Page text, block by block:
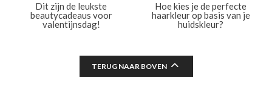
Dit zijn de leukste
beautycadeaus voor
valentijnsdag!
Hoe kies je de perfecte
haarkleur op basis van je
huidskleur?
TERUG NAAR BOVEN